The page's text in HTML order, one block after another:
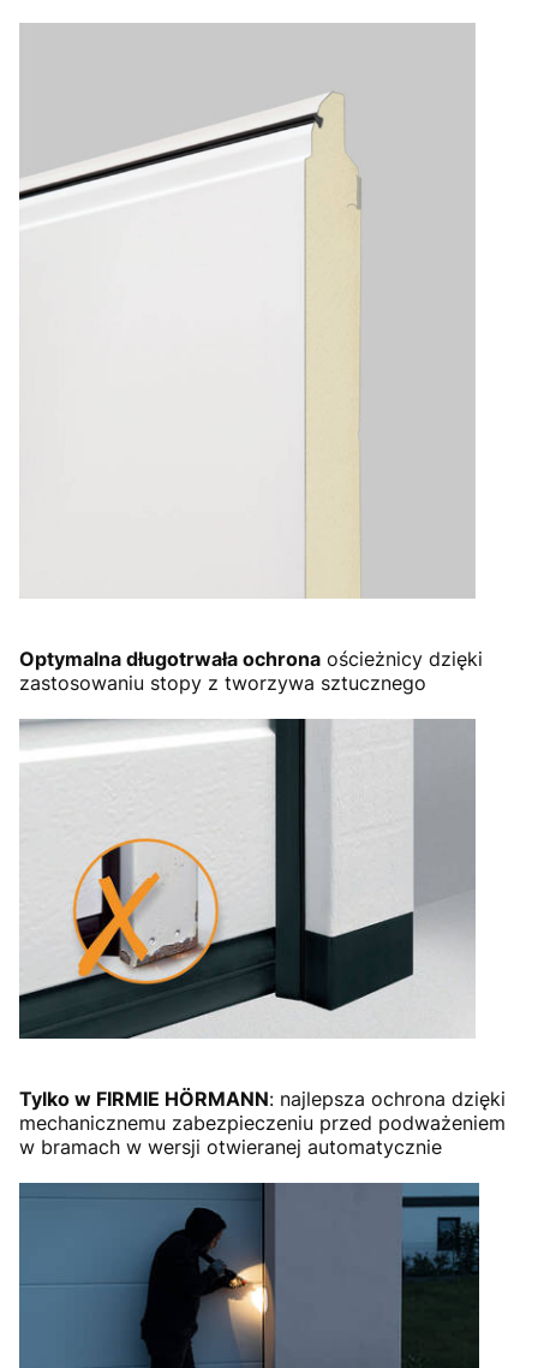
Optymalna długotrwała ochrona ościeżnicy dzięki
zastosowaniu stopy z tworzywa sztucznego
Tylko w FIRMIE HÖRMANN: najlepsza ochrona dzięki
mechanicznemu zabezpieczeniu przed podważeniem
w bramach w wersji otwieranej automatycznie